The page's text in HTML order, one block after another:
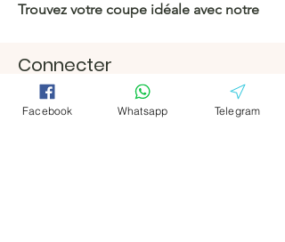
Trouvez votre coupe idéale avec notre
https://c.hacoo.pl/2mch6l
Magasin Hacoo
Connecter
Facebook
Télégramm
Facebook
Télégramm
Facebook Whatsapp Telegram